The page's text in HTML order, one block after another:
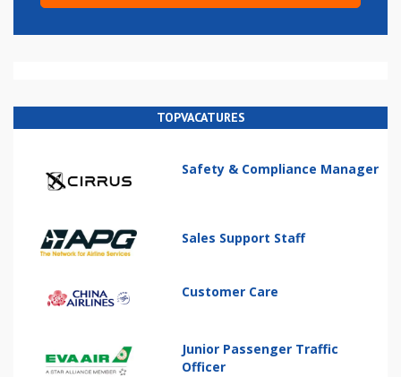
TOPVACATURES
Safety & Compliance Manager
Sales Support Staff
Customer Care
Junior Passenger Traffic
Officer